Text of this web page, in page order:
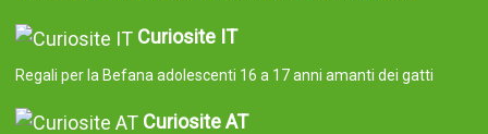
Curiosite IT
Regali per la Befana adolescenti 16 a 17 anni amanti dei gatti
Curiosite AT